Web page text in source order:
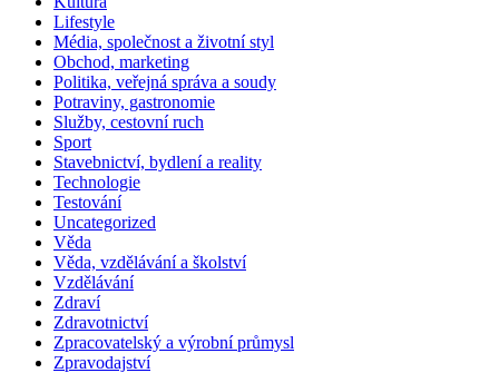
Lifestyle
Média, společnost a životní styl
Obchod, marketing
Politika, veřejná správa a soudy
Potraviny, gastronomie
Služby, cestovní ruch
Sport
Stavebnictví, bydlení a reality
Technologie
Testování
Uncategorized
Věda
Věda, vzdělávání a školství
Vzdělávání
Zdraví
Zdravotnictví
Zpracovatelský a výrobní průmysl
Zpravodajství